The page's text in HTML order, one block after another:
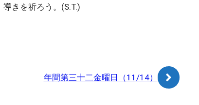
きを祈ろう。(S.T.)
年間第三十二金曜日（11/14）